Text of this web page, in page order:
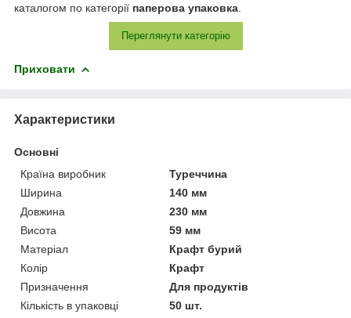
каталогом по категорії паперова упаковка
Переглянути категорію
Приховати
Характеристики
Основні
Країна виробник
Туреччина
Ширина
140 мм
Довжина
230 мм
Висота
59 мм
Матеріал
Крафт бурий
Колір
Крафт
Призначення
Для продуктів
Кількість в упаковці
50 шт.